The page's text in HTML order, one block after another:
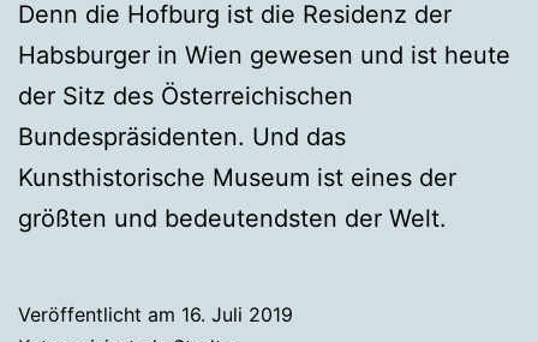
Denn die Hofburg ist die Residenz der
Habsburger in Wien gewesen und ist heute
der Sitz des Österreichischen
Bundespräsidenten. Und das
Kunsthistorische Museum ist eines der
größten und bedeutendsten der Welt.
Veröffentlicht am 16. Juli 2019